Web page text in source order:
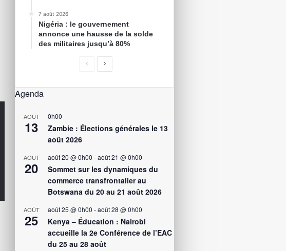
7 août 2026
Nigéria : le gouvernement
annonce une hausse de la solde
des militaires jusqu’à 80%
Agenda
AOÛT
13
0h00
Zambie : Élections générales le 13
août 2026
AOÛT
20
août 20 @ 0h00 -août 21 @ 0h00
Sommet sur les dynamiques du
commerce transfrontalier au
Botswana du 20 au 21 août 2026
AOÛT
25
août 25 @ 0h00 -août 28 @ 0h00
Kenya – Éducation : Nairobi
accueille la 2e Conférence de l’EAC
du 25 au 28 août